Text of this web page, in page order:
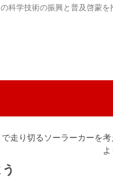
科学技術の振興と普及啓蒙を
走り切るソーラーカーを考
よ